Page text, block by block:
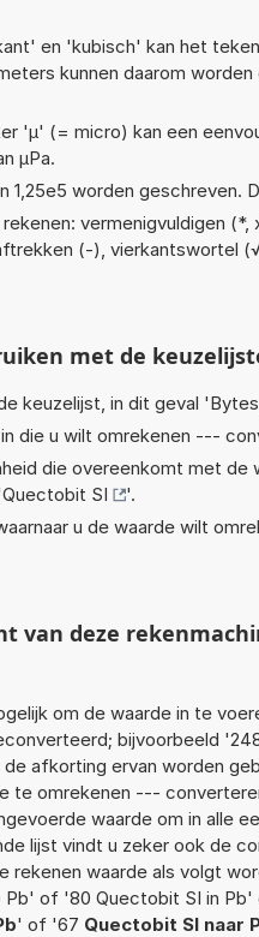
en 'kubisch' kan het
kunnen daarom worden
'µ' (= micro) kan een
µPa.
1,25e5 worden
vermenigvuldigen (*,
(-), vierkantswortel
met de
keuzelijst, in dit geval '
die u wilt omrekenen ---
die overeenkomt met de
Quectobit SI
'.
u de waarde wilt
van deze
om de waarde in te
bijvoorbeeld
afkorting ervan worden
te omrekenen ---
waarde om in alle
lijst vindt u zeker ook de
rekenen waarde als volgt
Pb' of '80 Quectobit SI in
' of '67 Quectobit SI naar